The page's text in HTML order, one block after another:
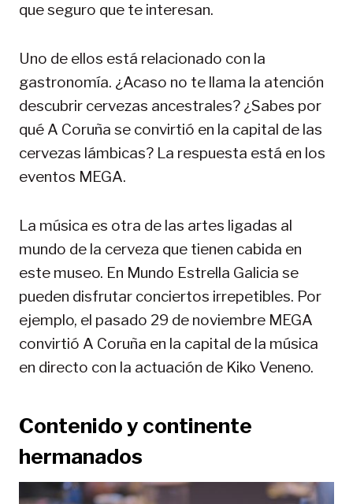
que seguro que te interesan.
Uno de ellos está relacionado con la
gastronomía. ¿Acaso no te llama la atención
descubrir cervezas ancestrales? ¿Sabes por
qué A Coruña se convirtió en la capital de las
cervezas lámbicas? La respuesta está en los
eventos MEGA.
La música es otra de las artes ligadas al
mundo de la cerveza que tienen cabida en
este museo. En Mundo Estrella Galicia se
pueden disfrutar conciertos irrepetibles. Por
ejemplo, el pasado 29 de noviembre MEGA
convirtió A Coruña en la capital de la música
en directo con la actuación de Kiko Veneno.
Contenido y continente
hermanados